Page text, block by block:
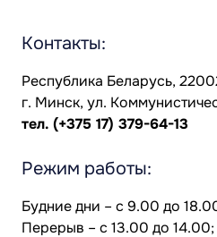
Контакты:
Республика Беларусь,
г. Минск, ул.
тел. (+375 17) 379-64-13
Режим работы:
Будние дни – с 9.00 до
Перерыв – с 13.00 до 14.00;